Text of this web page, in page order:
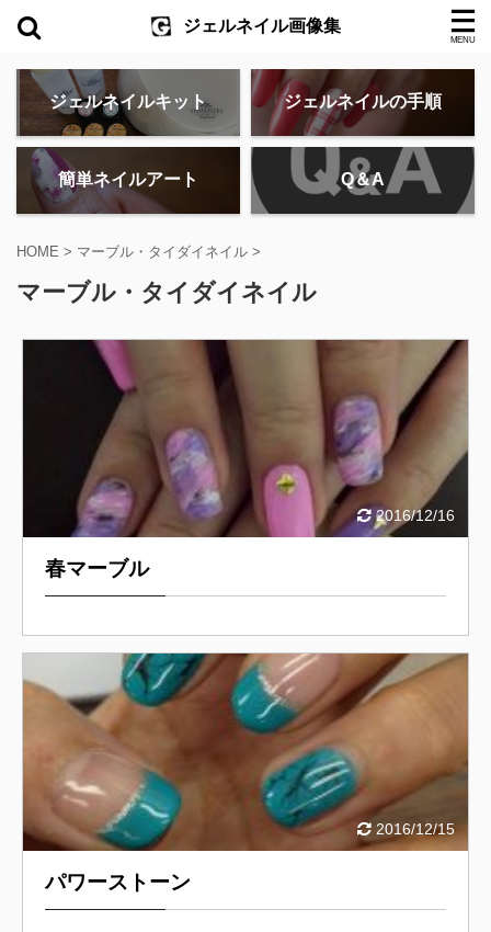
ジェルネイル画像集
ジェルネイルキット ジェルネイルの手順
簡単ネイルアート Q＆A
HOME > マーブル・タイダイネイル >
マーブル・タイダイネイル
2016/12/16
春マーブル
2016/12/15
パワーストーン